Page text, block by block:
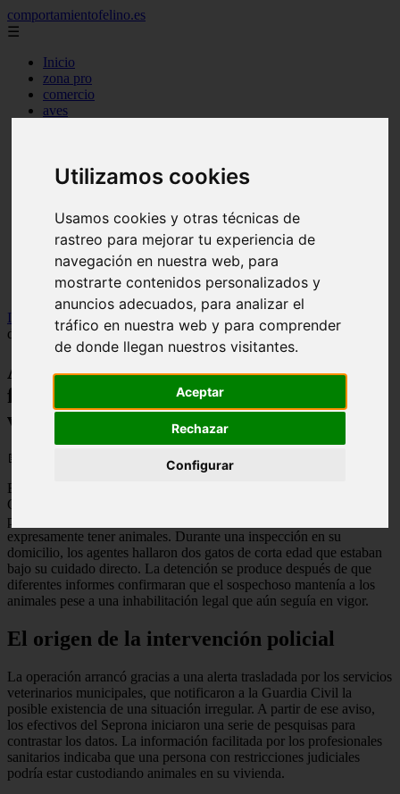
Utilizamos cookies
Usamos cookies y otras técnicas de
rastreo para mejorar tu experiencia de
navegación en nuestra web, para
mostrarte contenidos personalizados y
anuncios adecuados, para analizar el
tráfico en nuestra web y para comprender
de donde llegan nuestros visitantes.
Aceptar
Rechazar
Configurar
comportamientofelino.es
☰
Inicio
zona pro
comercio
aves
acuariofilia
nombres para gatos
novedades
tablon de anuncios
uncategorized
zona pro
Inicio
gatos
Agüimes: detenido por albergar dos felinos
desafiando una orden judicial vigente
Agüimes: detenido por albergar dos
felinos desafiando una orden judicial
vigente
📅 15/06/2026
El Servicio de Protección de la Naturaleza (Seprona) de la Guardia
Civil ha arrestado en Agüimes (Gran Canaria) a un individuo que
presuntamente quebrantó una condena judicial que le prohibía
expresamente tener animales. Durante una inspección en su
domicilio, los agentes hallaron dos gatos de corta edad que estaban
bajo su cuidado directo. La detención se produce después de que
diferentes informes confirmaran que el sospechoso mantenía a los
animales pese a una inhabilitación legal que aún seguía en vigor.
El origen de la intervención policial
La operación arrancó gracias a una alerta trasladada por los servicios
veterinarios municipales, que notificaron a la Guardia Civil la
posible existencia de una situación irregular. A partir de ese aviso,
los efectivos del Seprona iniciaron una serie de pesquisas para
contrastar los datos. La información facilitada por los profesionales
sanitarios indicaba que una persona con restricciones judiciales
podría estar custodiando animales en su vivienda.